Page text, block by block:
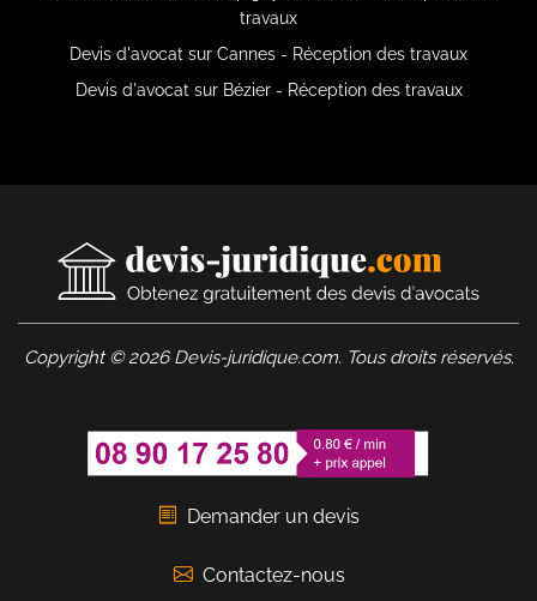
travaux
Devis d'avocat sur Cannes - Réception des travaux
Devis d'avocat sur Bézier - Réception des travaux
Copyright © 2026 Devis-juridique.com. Tous droits réservés.
Demander un devis
Contactez-nous